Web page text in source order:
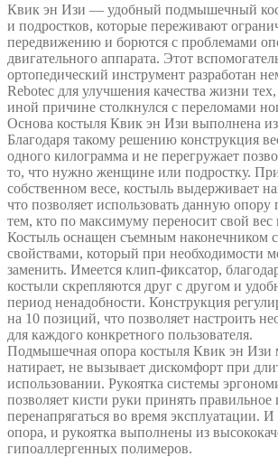
Квик эн Изи — удобный подмышечный
и подростков, которые переживают
передвижению и борются с проблемами
двигательного аппарата. Этот
ортопедический инструмент разработан
Rebotec для улучшения качества жизни
иной причине столкнулся с переломами
Основа костыля Квик эн Изи выполнена
Благодаря такому решению конструкция
одного килограмма и не перегружает
то, что нужно женщине или подростку.
собственном весе, костыль выдерживает
что позволяет использовать данную
тем, кто по максимуму переносит свой вес
Костыль оснащен съемным наконечником
свойствами, который при необходимости
заменить. Имеется клип-фиксатор,
костыли скрепляются друг с другом и
период ненадобности. Конструкция
на 10 позиций, что позволяет настроить
для каждого конкретного пользователя.
Подмышечная опора костыля Квик эн Изи
натирает, не вызывает дискомфорт при
использовании. Рукоятка системы
позволяет кисти руки принять
перенапрягаться во время эксплуатации.
опора, и рукоятка выполнены из
гипоаллергенных полимеров.